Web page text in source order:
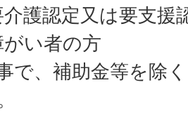
介護認定又は要支援
がい者の方
で、補助金等を除